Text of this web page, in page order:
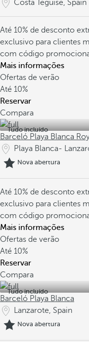
Costa Teguise, Spain
Até 10% de desconto
exclusivo para clientes
com código
Mais informações
Ofertas de verão
Até 10%
Reservar
Compara
Tudo incluído
Barceló Playa Blanca
Playa Blanca-
Nova abertura
Até 10% de desconto
exclusivo para clientes
com código
Mais informações
Ofertas de verão
Até 10%
Reservar
Compara
Tudo incluído
Barceló Playa Blanca
Lanzarote, Spain
Nova abertura